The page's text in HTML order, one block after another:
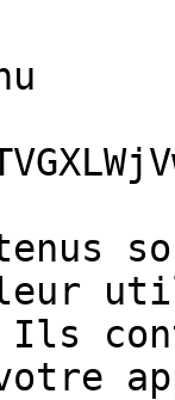
leur
Ils